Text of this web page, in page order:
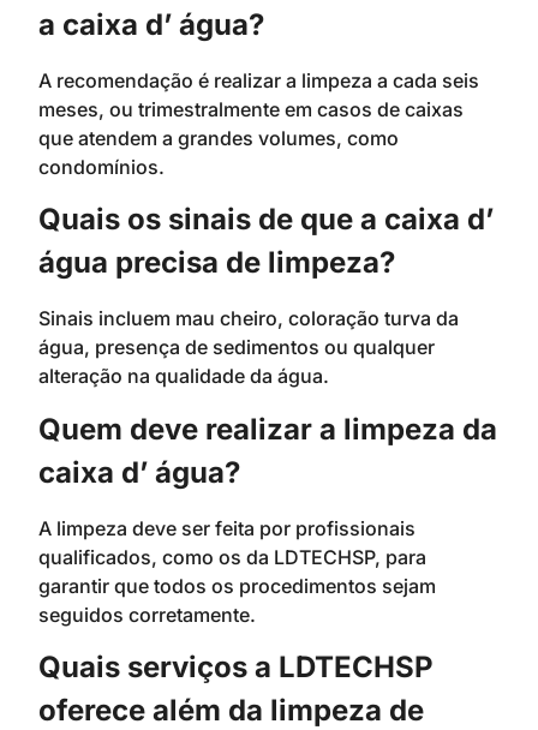
a caixa d’ água?
A recomendação é realizar a limpeza a cada seis
meses, ou trimestralmente em casos de caixas
que atendem a grandes volumes, como
condomínios.
Quais os sinais de que a caixa d’
água precisa de limpeza?
Sinais incluem mau cheiro, coloração turva da
água, presença de sedimentos ou qualquer
alteração na qualidade da água.
Quem deve realizar a limpeza da
caixa d’ água?
A limpeza deve ser feita por profissionais
qualificados, como os da LDTECHSP, para
garantir que todos os procedimentos sejam
seguidos corretamente.
Quais serviços a LDTECHSP
oferece além da limpeza de